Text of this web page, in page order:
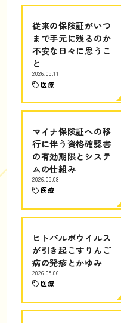
従来の保険証がいつ
まで手元に残るのか
不安な日々に思うこ
と
2026.05.11
医療
マイナ保険証への移
行に伴う資格確認書
の有効期限とシステ
ムの仕組み
2026.05.08
医療
ヒトパルボウイルス
が引き起こすりんご
病の発疹とかゆみ
2026.05.06
医療